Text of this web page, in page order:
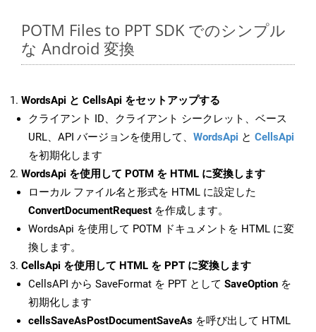
POTM Files to PPT SDK でのシンプル
な Android 変換
WordsApi と CellsApi をセットアップする
クライアント ID、クライアント シークレット、ベース
URL、API バージョンを使用して、 WordsApi と CellsApi
を初期化します
WordsApi を使用して POTM を HTML に変換します
ローカル ファイル名と形式を HTML に設定した
ConvertDocumentRequest を作成します。
WordsApi を使用して POTM ドキュメントを HTML に変
換します。
CellsApi を使用して HTML を PPT に変換します
CellsAPI から SaveFormat を PPT として SaveOption を
初期化します
cellsSaveAsPostDocumentSaveAs を呼び出して HTML